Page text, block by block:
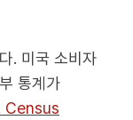
. 미국 소비자
통계가
Census